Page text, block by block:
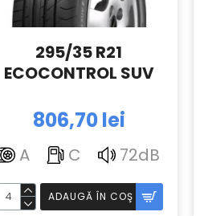
295/35 R21
ECOCONTROL SUV
806,70 lei
A C 72dB
ADAUGĂ ÎN COŞ